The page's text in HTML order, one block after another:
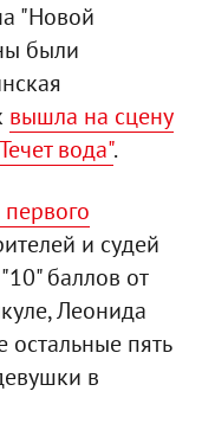
"Новой
были
вышла на сцену
вода".
и судей
баллов от
Леонида
остальные пять
в